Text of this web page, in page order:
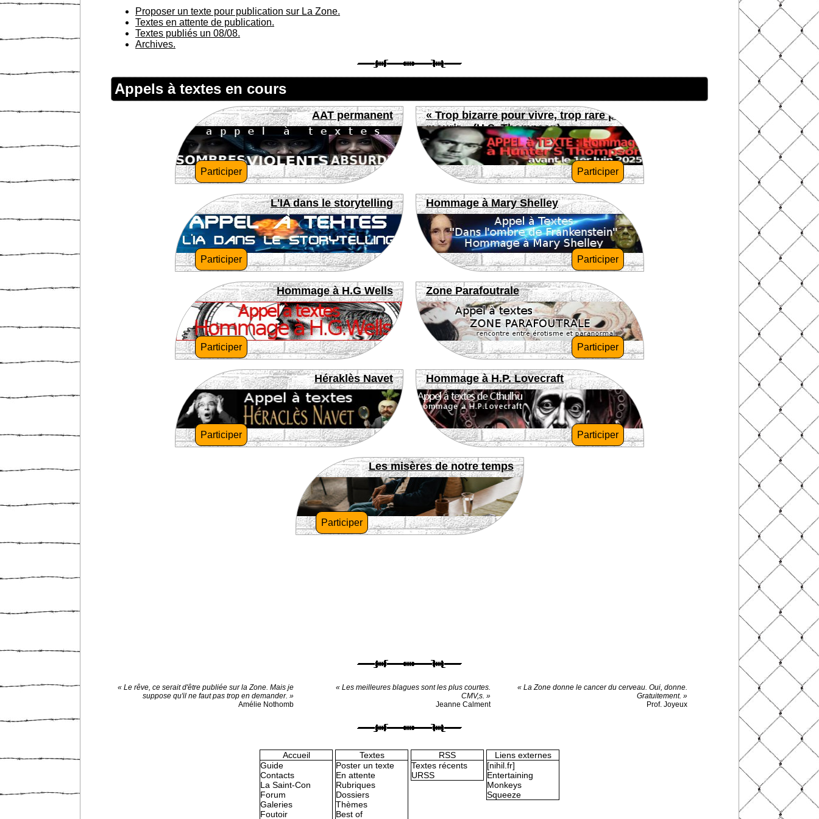
Proposer un texte pour publication sur La Zone.
Textes en attente de publication.
Textes publiés un 08/08.
Archives.
Appels à textes en cours
AAT permanent
Participer
« Trop bizarre pour vivre, trop rare pour
mourir » (H.S. Thompson)
Participer
L'IA dans le storytelling
Participer
Hommage à Mary Shelley
Participer
Hommage à H.G Wells
Participer
Zone Parafoutrale
Participer
Héraklès Navet
Participer
Hommage à H.P. Lovecraft
Participer
Les misères de notre temps
Participer
« Le rêve, ce serait d'être publiée sur la Zone. Mais je
suppose qu'il ne faut pas trop en demander. »
Amélie Nothomb
« Les meilleures blagues sont les plus courtes.
CMV,s. »
Jeanne Calment
« La Zone donne le cancer du cerveau. Oui, donne.
Gratuitement. »
Prof. Joyeux
Accueil
Guide
Contacts
La Saint-Con
Forum
Galeries
Foutoir
Textes
Poster un texte
En attente
Rubriques
Dossiers
Thèmes
Best of
RSS
Textes récents
URSS
Liens externes
[nihil.fr]
Entertaining
Monkeys
Squeeze